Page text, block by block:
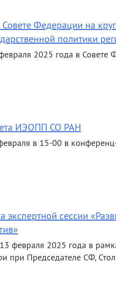
Федерации на
политики
2025 года в Совете
ИЭОПП СО РАН
в 15-00 в
экспертной сессии
февраля 2025 года в
при Председателе СФ,